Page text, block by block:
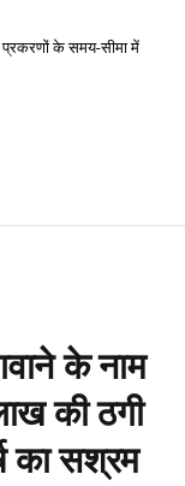
के समय-सीमा में
के नाम
की ठगी
का सश्रम